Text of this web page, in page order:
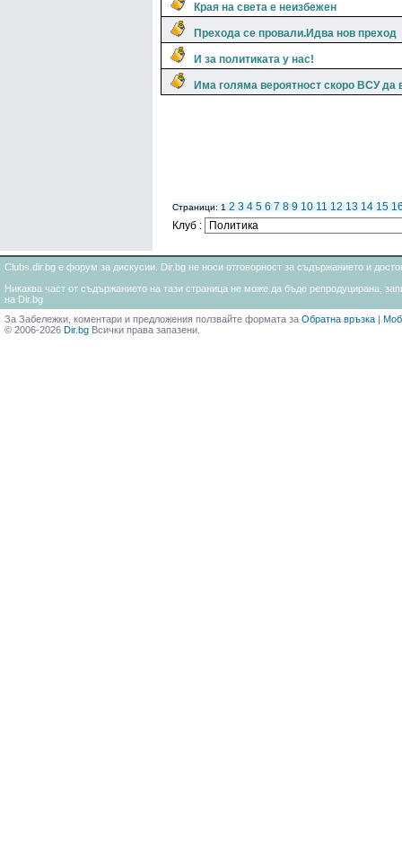
Края на света е неизбежен
Прехода се провали.Идва нов преход
И за политиката у нас!
Има голяма вероятност скоро ВСУ да
Страници: 1 2 3 4 5 6 7 8 9 10 11 12 13 14 15
Клуб :
Clubs.dir.bg е форум за дискусии. Dir.bg не носи отговорност за съдържанието и
Никаква част от съдържанието на тази страница не може да бъде репродуцирана,
на Dir.bg
За Забележки, коментари и предложения ползвайте формата за Обратна връзка |
© 2006-2026 Dir.bg Всички права запазени.